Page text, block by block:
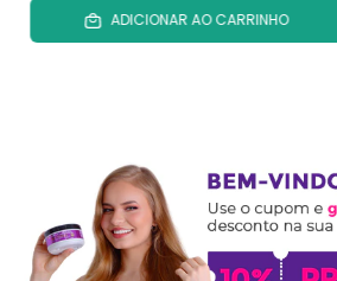
ADICIONAR AO CARRINHO